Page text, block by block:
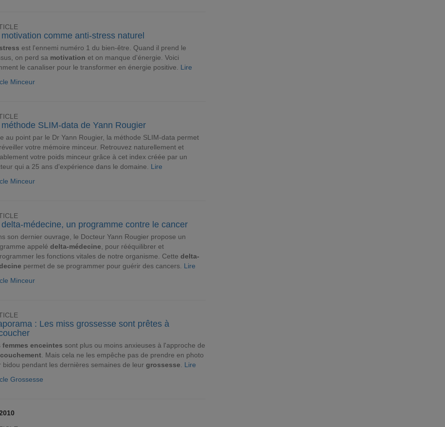
comme anti-stress naturel
stress est l'ennemi numéro 1 du bien-être. Quand il prend le
on perd sa motivation et on manque d'énergie. Voici
le canaliser pour le transformer en énergie positive. Lire
Minceur
méthode SLIM-data de Yann Rougier
au point par le Dr Yann Rougier, la méthode SLIM-data permet
votre mémoire minceur. Retrouvez naturellement et
votre poids minceur grâce à cet index créée par un
qui a 25 ans d'expérience dans le domaine. Lire
Minceur
delta-médecine, un programme contre le cancer
son dernier ouvrage, le Docteur Yann Rougier propose un
appelé delta-médecine , pour rééquilibrer et
les fonctions vitales de notre organisme. Cette delta-
permet de se programmer pour guérir des cancers. Lire
Minceur
: Les miss grossesse sont prêtes à
femmes enceintes sont plus ou moins anxieuses à l'approche de
. Mais cela ne les empêche pas de prendre en photo
bidou pendant les dernières semaines de leur grossesse
Lire
Grossesse